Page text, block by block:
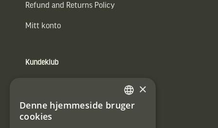
Refund and Returns Policy
Mitt konto
Kundeklub
E-
SWEDISH
×
Denne hjemmeside bruger
cookies